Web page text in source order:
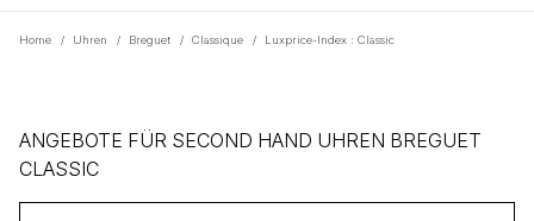
Home / Uhren / Breguet / Classique / Luxprice-Index : Classic
ANGEBOTE FÜR SECOND HAND UHREN BREGUET
CLASSIC